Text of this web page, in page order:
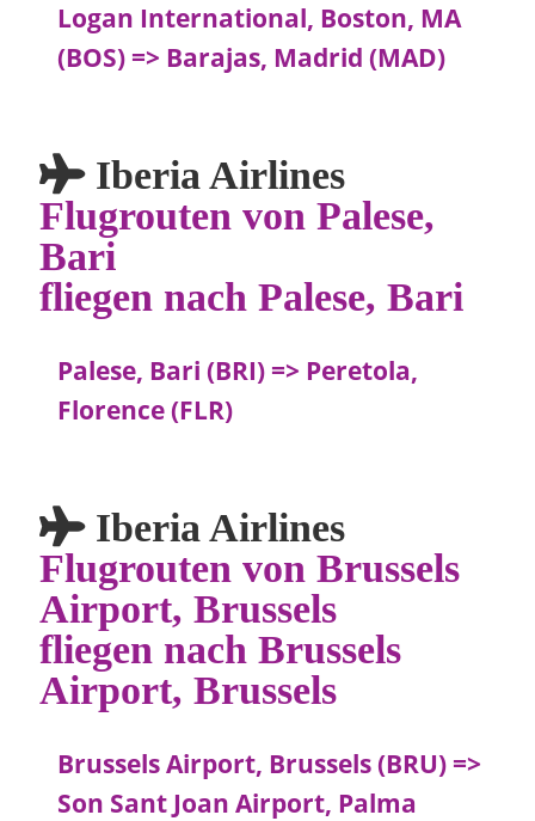
Logan International, Boston, MA
(BOS) => Barajas, Madrid (MAD)
Iberia Airlines
Flugrouten von Palese,
Bari
fliegen nach Palese, Bari
Palese, Bari (BRI) => Peretola,
Florence (FLR)
Iberia Airlines
Flugrouten von Brussels
Airport, Brussels
fliegen nach Brussels
Airport, Brussels
Brussels Airport, Brussels (BRU) =>
Son Sant Joan Airport, Palma